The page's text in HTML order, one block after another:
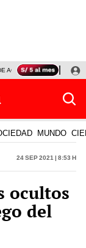
AGOSTO OLLANTA
MUNDO
24 Sep 2021 | 8:53 h
ocultos
del